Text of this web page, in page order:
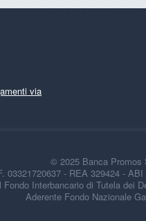
via
© 2025 Banca Promos
03321720637 - REA 329424 - ABI
Interbancario di Tutela dei
Aderente Fondo Nazionale